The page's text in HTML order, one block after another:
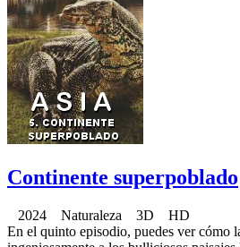
Continente superpoblado
2024 Naturaleza 3D HD
En el quinto episodio, puedes ver cómo